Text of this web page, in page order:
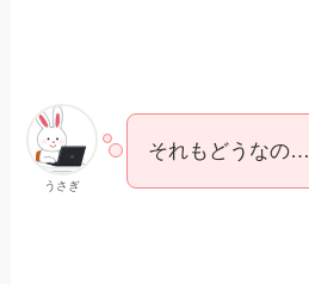
うさぎ
それもどうなの…